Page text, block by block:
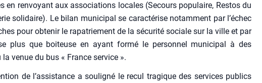
en ren­voyant aux asso­cia­tions locales (Secours popu­laire, Res­tos du
soli­daire). Le bilan muni­ci­pal se carac­té­rise notam­ment par l’échec
pour obte­nir le rapa­trie­ment de la sécu­ri­té sociale sur la ville et par
plus que boi­teuse en ayant for­mé le per­son­nel muni­ci­pal à des
venue du bus « France ser­vice ».
de l’assistance a sou­li­gné le recul tra­gique des ser­vices publics